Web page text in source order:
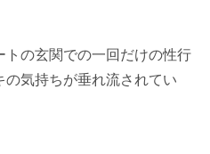
の玄関での一回だけの性行
気持ちが垂れ流されてい